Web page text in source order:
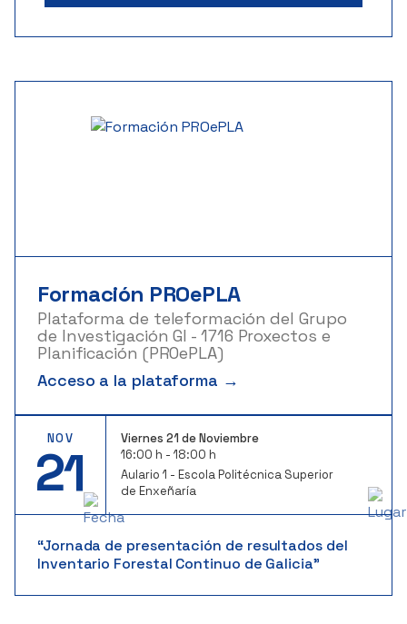
Formación PROePLA
Plataforma de teleformación del Grupo
de Investigación GI - 1716 Proxectos e
Planificación (PROePLA)
Acceso a la plataforma →
NOV
21
Viernes 21 de Noviembre
16:00 h - 18:00 h
Aulario 1 - Escola Politécnica Superior
de Enxeñaría
“Jornada de presentación de resultados del
Inventario Forestal Continuo de Galicia”